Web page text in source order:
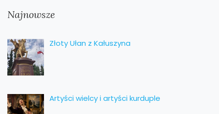
Najnowsze
Złoty Ułan z Kałuszyna
Artyści wielcy i artyści kurduple